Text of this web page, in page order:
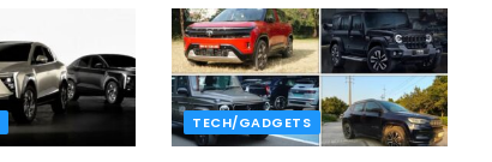
TECH/GADGETS